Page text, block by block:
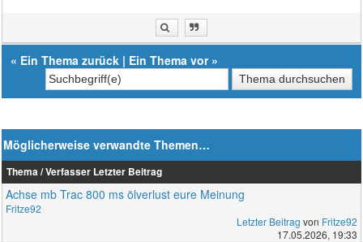
« Ein Thema zurück | Ein Thema vor»
Möglicherweise verwandte Themen…
Thema / Verfasser Letzter Beitrag
Achse mb Trac 800 ms ölverlust eure Meinung
Fritze92
Letzter Beitrag von Fritze92
17.05.2026, 19:33